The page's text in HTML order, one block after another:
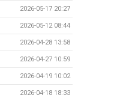
2026-05-17 20:27
2026-05-12 08:44
2026-04-28 13:58
2026-04-27 10:59
2026-04-19 10:02
2026-04-18 18:33